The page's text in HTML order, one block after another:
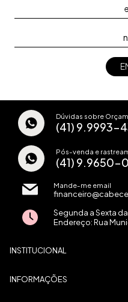
Dúvidas sobre
(41) 9.9993-
Pós-venda e
(41) 9.9650-
Mande-me email
Segunda a Sexta
Endereço: Rua
INSTITUCIONAL
INFORMAÇÕES